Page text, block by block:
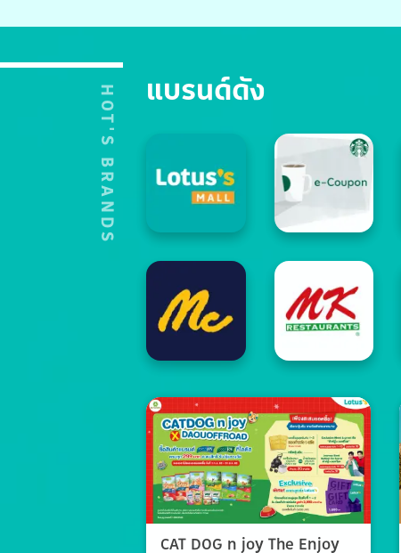
HOT'S BRANDS แบรนด์ดัง
CAT DOG n joy The Enjoy